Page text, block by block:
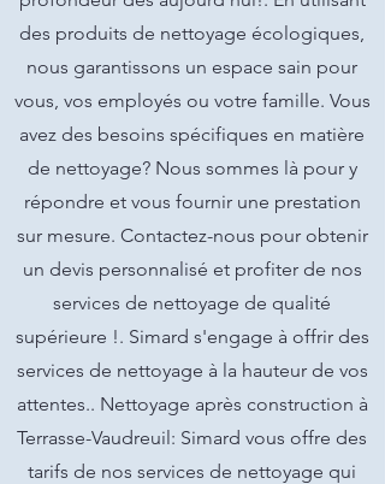
des produits de nettoyage écologiques,
nous garantissons un espace sain pour
vous, vos employés ou votre famille. Vous
avez des besoins spécifiques en matière
de nettoyage? Nous sommes là pour y
répondre et vous fournir une prestation
sur mesure. Contactez-nous pour obtenir
un devis personnalisé et profiter de nos
services de nettoyage de qualité
supérieure !. Simard s'engage à offrir des
services de nettoyage à la hauteur de vos
attentes.. Nettoyage après construction à
Terrasse-Vaudreuil: Simard vous offre des
tarifs de nos services de nettoyage qui